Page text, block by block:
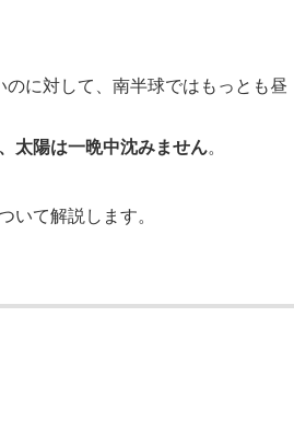
に対して、南半球ではもっとも昼
太陽は一晩中沈みません。
いて解説します。